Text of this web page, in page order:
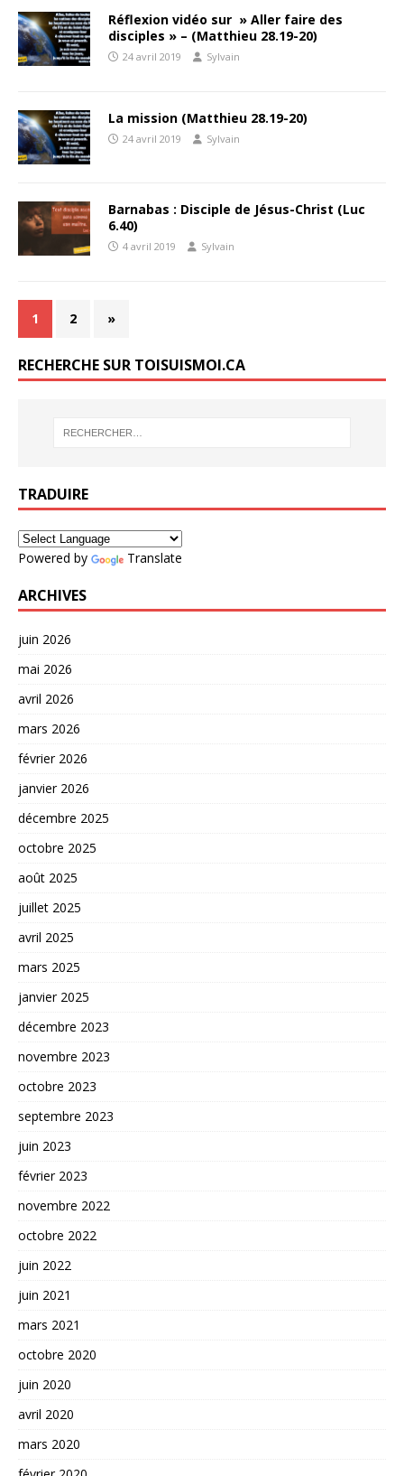
Réflexion vidéo sur » Aller faire des
disciples » – (Matthieu 28.19-20)
24 avril 2019 Sylvain
La mission (Matthieu 28.19-20)
24 avril 2019 Sylvain
Barnabas : Disciple de Jésus-Christ (Luc
6.40)
4 avril 2019 Sylvain
1 2 »
RECHERCHE SUR TOISUISMOI.CA
TRADUIRE
Powered by Translate
ARCHIVES
juin 2026
mai 2026
avril 2026
mars 2026
février 2026
janvier 2026
décembre 2025
octobre 2025
août 2025
juillet 2025
avril 2025
mars 2025
janvier 2025
décembre 2023
novembre 2023
octobre 2023
septembre 2023
juin 2023
février 2023
novembre 2022
octobre 2022
juin 2022
juin 2021
mars 2021
octobre 2020
juin 2020
avril 2020
mars 2020